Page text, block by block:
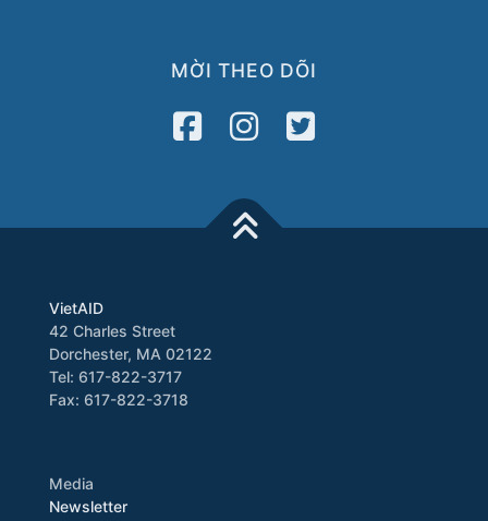
MỜI THEO DÕI
VietAID
42 Charles Street
Dorchester, MA 02122
Tel: 617-822-3717
Fax: 617-822-3718
Media
Newsletter